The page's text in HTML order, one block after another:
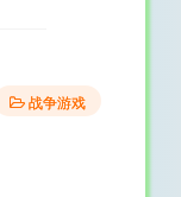
战争游戏